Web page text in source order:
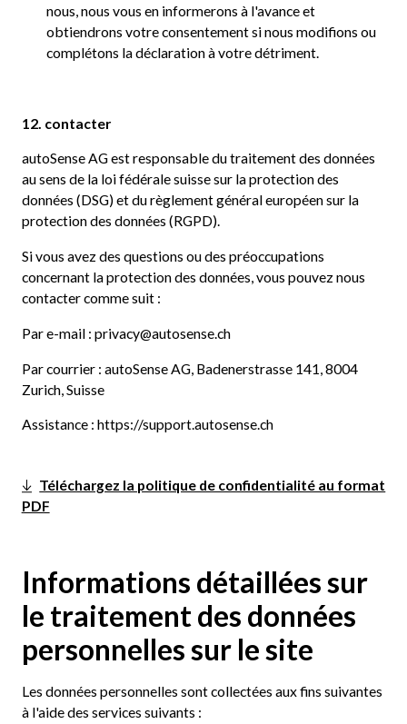
nous, nous vous en informerons à l'avance et
obtiendrons votre consentement si nous modifions ou
complétons la déclaration à votre détriment.
12. contacter
autoSense AG est responsable du traitement des données
au sens de la loi fédérale suisse sur la protection des
données (DSG) et du règlement général européen sur la
protection des données (RGPD).
Si vous avez des questions ou des préoccupations
concernant la protection des données, vous pouvez nous
contacter comme suit :
Par e-mail : privacy@autosense.ch
Par courrier : autoSense AG, Badenerstrasse 141, 8004
Zurich, Suisse
Assistance : https://support.autosense.ch
Téléchargez la politique de confidentialité au format
PDF
Informations détaillées sur
le traitement des données
personnelles sur le site
Les données personnelles sont collectées aux fins suivantes
à l'aide des services suivants :